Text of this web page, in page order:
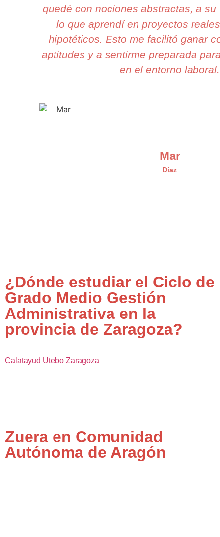
quedé con nociones abstractas, a su
lo que aprendí en proyectos
hipotéticos. Esto me facilitó ganar
aptitudes y a sentirme preparada
en el entorno laboral.
Mar
Díaz
¿Dónde estudiar el Ciclo de
Grado Medio Gestión
Administrativa en la
provincia de Zaragoza?
Calatayud Utebo Zaragoza
Zuera en Comunidad
Autónoma de Aragón